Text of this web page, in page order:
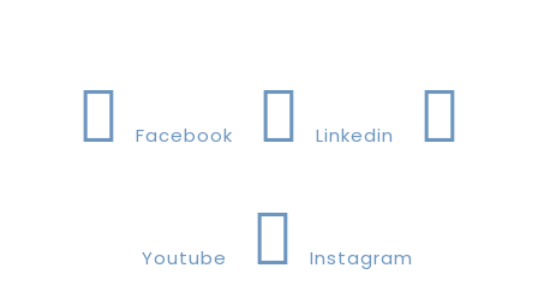
Facebook Linkedin
Youtube Instagram